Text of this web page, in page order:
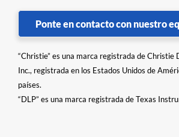
Ponte en contacto con nuestro
“Christie” es una marca registrada de Christie
Inc., registrada en los Estados Unidos de
países.
“DLP” es una marca registrada de Texas